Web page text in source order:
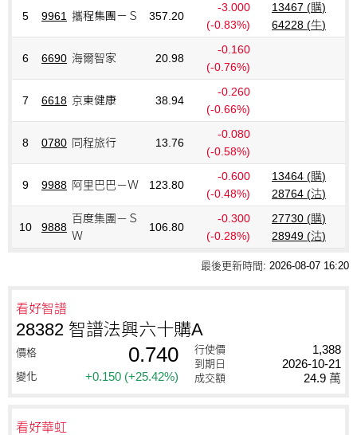
5 9961 攜程集團－Ｓ 357.20
-3.000
(-0.83%)
13467 (購)
64228 (牛)
6 6690 海爾智家 20.98
-0.160
(-0.76%)
7 6618 京東健康 38.94
-0.260
(-0.66%)
8 0780 同程旅行 13.76
-0.080
(-0.58%)
9 9988 阿里巴巴－Ｗ 123.80
-0.600
(-0.48%)
13464 (購)
28764 (沽)
10 9888
百度集團－Ｓ
Ｗ
106.80
-0.300
(-0.28%)
27730 (購)
28949 (沽)
最後更新時間: 2026-08-07 16:20
看好智譜
28382 智譜法興六十購A
價格 0.740
變化 +0.150 (+25.42%)
行使價 1,388
到期日 2026-10-21
成交額 24.9 萬
看好華虹